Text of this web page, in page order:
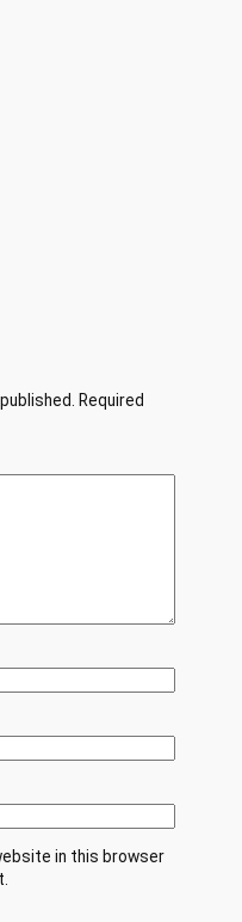
Required
in this browser